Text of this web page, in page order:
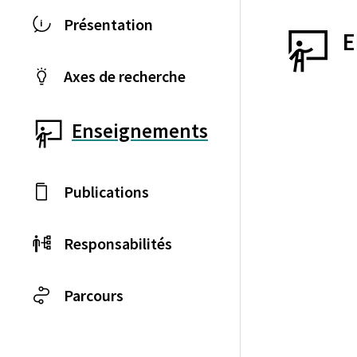
Présentation
Axes de recherche
Enseignements
Publications
Responsabilités
Parcours